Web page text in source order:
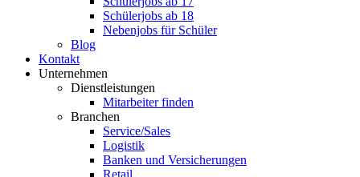
Schülerjobs ab 18
Nebenjobs für Schüler
Blog
Kontakt
Unternehmen
Dienstleistungen
Mitarbeiter finden
Branchen
Service/Sales
Logistik
Banken und Versicherungen
Retail